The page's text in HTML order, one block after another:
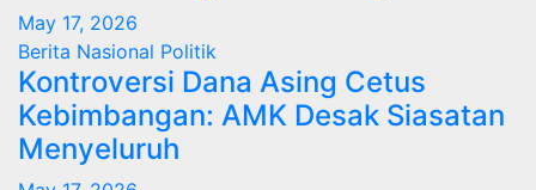
May 17, 2026
Berita Nasional Politik
Kontroversi Dana Asing Cetus
Kebimbangan: AMK Desak Siasatan
Menyeluruh